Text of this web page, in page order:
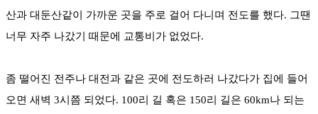
산과 대둔산같이 가까운 곳을 주로 걸어 다니며 전도를 했다. 그땐
너무 자주 나갔기 때문에 교통비가 없었다.
좀 떨어진 전주나 대전과 같은 곳에 전도하러 나갔다가 집에 들어
오면 새벽 3시쯤 되었다. 100리 길 혹은 150리 길은 60km나 되는